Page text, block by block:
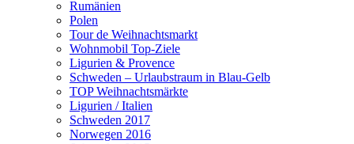
Rumänien
Polen
Tour de Weihnachtsmarkt
Wohnmobil Top-Ziele
Ligurien & Provence
Schweden – Urlaubstraum in Blau-Gelb
TOP Weihnachtsmärkte
Ligurien / Italien
Schweden 2017
Norwegen 2016